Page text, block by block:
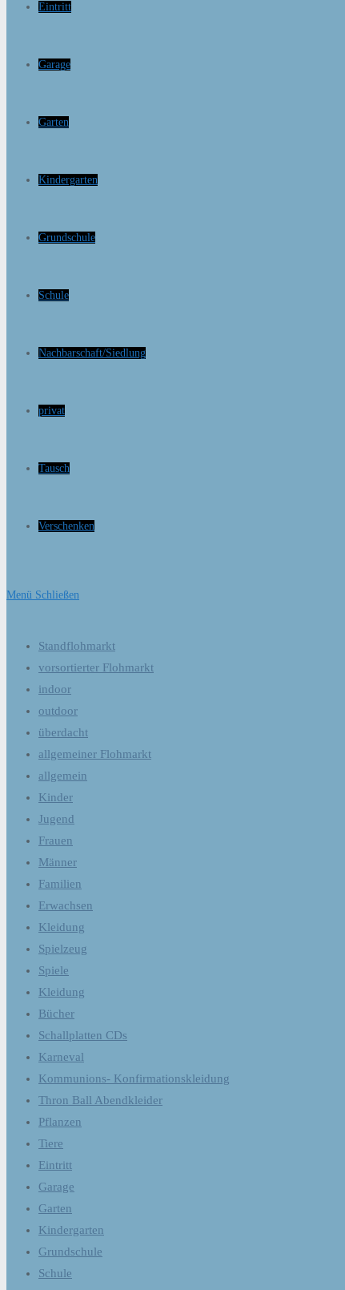
Eintritt
Garage
Garten
Kindergarten
Grundschule
Schule
Nachbarschaft/Siedlung
privat
Tausch
Verschenken
Menü Schließen
Standflohmarkt
vorsortierter Flohmarkt
indoor
outdoor
überdacht
allgemeiner Flohmarkt
allgemein
Kinder
Jugend
Frauen
Männer
Familien
Erwachsen
Kleidung
Spielzeug
Spiele
Kleidung
Bücher
Schallplatten CDs
Karneval
Kommunions- Konfirmationskleidung
Thron Ball Abendkleider
Pflanzen
Tiere
Eintritt
Garage
Garten
Kindergarten
Grundschule
Schule